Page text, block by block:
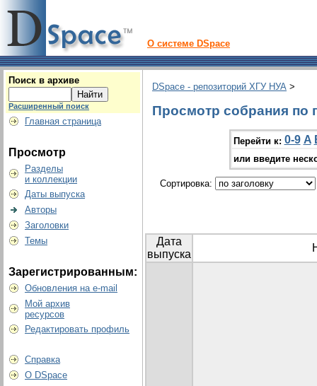
О системе DSpace
Поиск в архиве
Расширенный поиск
Главная страница
Просмотр
Разделы
и коллекции
Даты выпуска
Авторы
Заголовки
Темы
Зарегистрированным:
Обновления на e-mail
Мой архив
ресурсов
Редактировать профиль
Справка
О DSpace
DSpace - репозиторий ХГУ НУА >
Просмотр собрания по
Перейти к: 0-9 A
или введите
Сортировка:
Дата
выпуска